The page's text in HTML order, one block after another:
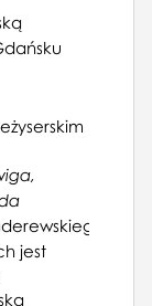
jest